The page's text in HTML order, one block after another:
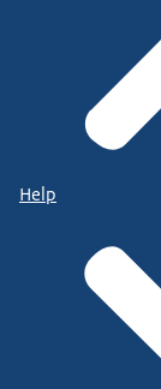
Help